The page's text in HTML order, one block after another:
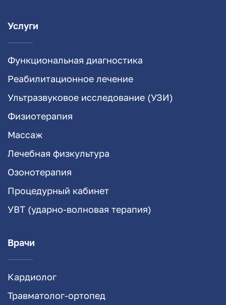
Услуги
Функциональная диагностика
Реабилитационное лечение
Ультразвуковое исследование (УЗИ)
Физиотерапия
Массаж
Лечебная физкультура
Озонотерапия
Процедурный кабинет
УВТ (ударно-волновая терапия)
Врачи
Кардиолог
Травматолог-ортопед